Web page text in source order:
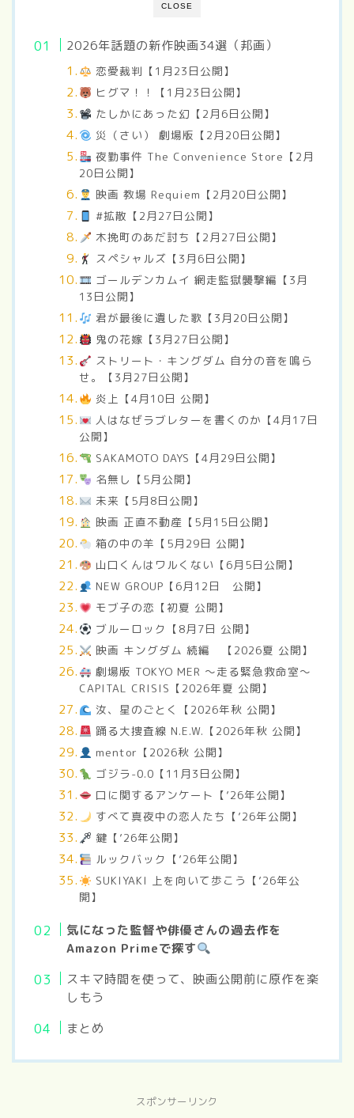
CLOSE
2026年話題の新作映画34選（邦画）
恋愛裁判【1月23日公開】
ヒグマ！！【1月23日公開】
たしかにあった幻【2月6日公開】
災（さい） 劇場版【2月20日公開】
夜勤事件 The Convenience Store【2月
20日公開】
映画 教場 Requiem【2月20日公開】
#拡散【2月27日公開】
木挽町のあだ討ち【2月27日公開】
スペシャルズ【3月6日公開】
ゴールデンカムイ 網走監獄襲撃編【3月
13日公開】
君が最後に遺した歌【3月20日公開】
鬼の花嫁【3月27日公開】
ストリート・キングダム 自分の音を鳴ら
せ。【3月27日公開】
炎上【4月10日 公開】
人はなぜラブレターを書くのか【4月17日
公開】
SAKAMOTO DAYS【4月29日公開】
名無し【5月公開】
未来【5月8日公開】
映画 正直不動産【5月15日公開】
箱の中の羊【5月29日 公開】
山口くんはワルくない【6月5日公開】
NEW GROUP【6月12日 公開】
モブ子の恋【初夏 公開】
ブルーロック【8月7日 公開】
映画 キングダム 続編 【2026夏 公開】
劇場版 TOKYO MER 〜走る緊急救命室〜
CAPITAL CRISIS【2026年夏 公開】
汝、星のごとく【2026年秋 公開】
踊る大捜査線 N.E.W.【2026年秋 公開】
mentor【2026秋 公開】
ゴジラ-0.0【11月3日公開】
口に関するアンケート【’26年公開】
すべて真夜中の恋人たち【’26年公開】
鍵【’26年公開】
ルックバック【’26年公開】
SUKIYAKI 上を向いて歩こう【’26年公
開】
気になった監督や俳優さんの過去作を
Amazon Primeで探す
スキマ時間を使って、映画公開前に原作を楽
しもう
まとめ
スポンサーリンク